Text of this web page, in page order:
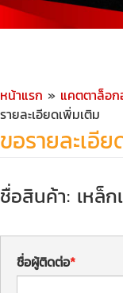
หน้าแรก » แคตตาล็อก
รายละเอียดเพิ่มเติม
ขอรายละเอี
ชื่อสินค้า: เหล็
ชื่อผู้ติดต่อ